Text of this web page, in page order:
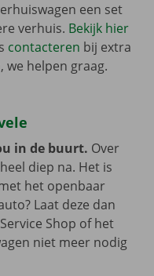
een set
verhuis. Bekijk hier
contacteren bij extra
we helpen graag.
in de buurt. Over
diep na. Het is
het openbaar
Laat deze dan
Shop of het
niet meer nodig